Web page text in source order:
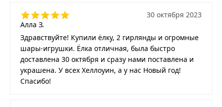
Алла З.
30 октября 2023
Здравствуйте! Купили ёлку, 2 гирлянды и огромные
шары-игрушки. Ёлка отличная, была быстро
доставлена 30 октября и сразу нами поставлена и
украшена. У всех Хеллоуин, а у нас Новый год!
Спасибо!